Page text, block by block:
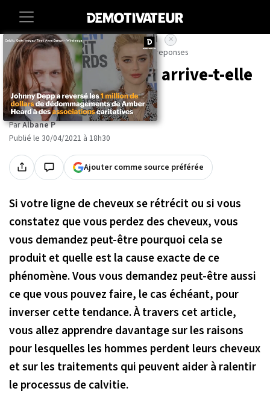
Accueil Societe Sante Questions-reponses
Pourquoi la calvitie arrive-t-elle
?
ParAlbane P
Publié le 30/04/2021 à 18h30
Ajouter comme source préférée
Si votre ligne de cheveux se rétrécit ou si vous
constatez que vous perdez des cheveux, vous
vous demandez peut-être pourquoi cela se
produit et quelle est la cause exacte de ce
phénomène. Vous vous demandez peut-être aussi
ce que vous pouvez faire, le cas échéant, pour
inverser cette tendance. À travers cet article,
vous allez apprendre davantage sur les raisons
pour lesquelles les hommes perdent leurs cheveux
et sur les traitements qui peuvent aider à ralentir
le processus de calvitie.
×